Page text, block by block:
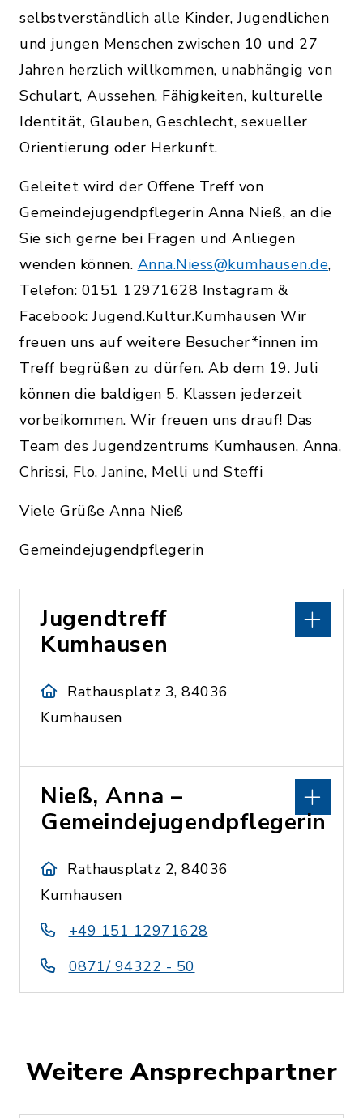
selbstverständlich alle Kinder, Jugendlichen
und jungen Menschen zwischen 10 und 27
Jahren herzlich willkommen, unabhängig von
Schulart, Aussehen, Fähigkeiten, kulturelle
Identität, Glauben, Geschlecht, sexueller
Orientierung oder Herkunft.
Geleitet wird der Offene Treff von
Gemeindejugendpflegerin Anna Nieß, an die
Sie sich gerne bei Fragen und Anliegen
wenden können. Anna.Niess@kumhausen.de,
Telefon: 0151 12971628 Instagram &
Facebook: Jugend.Kultur.Kumhausen Wir
freuen uns auf weitere Besucher*innen im
Treff begrüßen zu dürfen. Ab dem 19. Juli
können die baldigen 5. Klassen jederzeit
vorbeikommen. Wir freuen uns drauf! Das
Team des Jugendzentrums Kumhausen, Anna,
Chrissi, Flo, Janine, Melli und Steffi
Viele Grüße Anna Nieß
Gemeindejugendpflegerin
Jugendtreff
Kumhausen
Rathausplatz 3, 84036
Kumhausen
Nieß, Anna –
Gemeindejugendpflegerin
Rathausplatz 2, 84036
Kumhausen
+49 151 12971628
0871/ 94322 - 50
Weitere Ansprechpartner